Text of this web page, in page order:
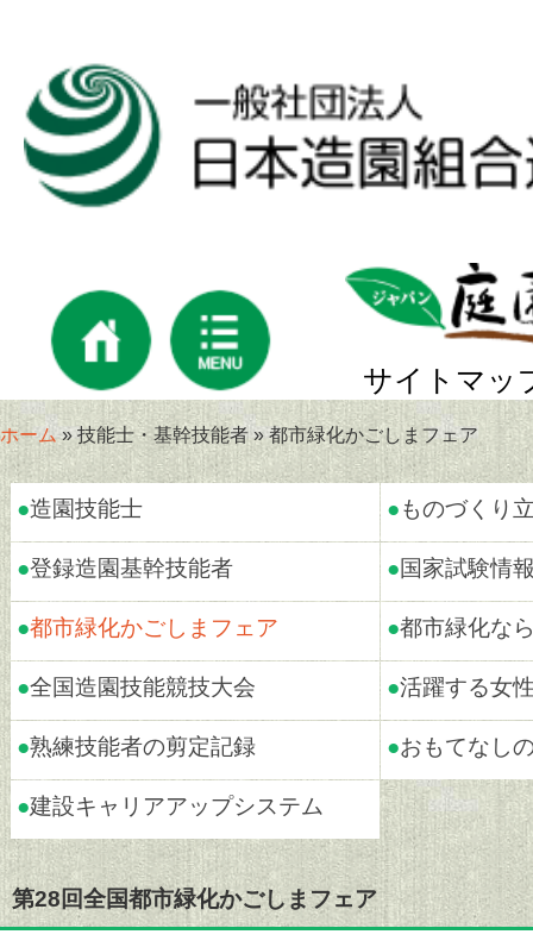
サイトマッ
ホーム» 技能士・基幹技能者 » 都市緑化かごしまフェア
●造園技能士 ●ものづくり
●登録造園基幹技能者 ●国家試験情
●都市緑化かごしまフェア ●都市緑化な
●全国造園技能競技大会 ●活躍する女
●熟練技能者の剪定記録 ●おもてなし
●建設キャリアアップシステム
第28回全国都市緑化かごしまフェア